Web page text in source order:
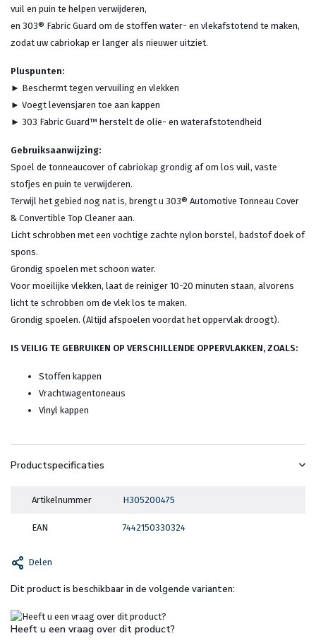
vuil en puin te helpen verwijderen,
en 303® Fabric Guard om de stoffen water- en vlekafstotend te maken,
zodat uw cabriokap er langer als nieuwer uitziet.
Pluspunten:
► Beschermt tegen vervuiling en vlekken
► Voegt levensjaren toe aan kappen
► 303 Fabric Guard™ herstelt de olie- en waterafstotendheid
Gebruiksaanwijzing:
Spoel de tonneaucover of cabriokap grondig af om los vuil, vaste
stofjes en puin te verwijderen.
Terwijl het gebied nog nat is, brengt u 303® Automotive Tonneau Cover
& Convertible Top Cleaner aan.
Licht schrobben met een vochtige zachte nylon borstel, badstof doek of
spons.
Grondig spoelen met schoon water.
Voor moeilijke vlekken, laat de reiniger 10-20 minuten staan, alvorens
licht te schrobben om de vlek los te maken.
Grondig spoelen. (Altijd afspoelen voordat het oppervlak droogt).
IS VEILIG TE GEBRUIKEN OP VERSCHILLENDE OPPERVLAKKEN, ZOALS:
Stoffen kappen
Vrachtwagentoneaus
Vinyl kappen
Productspecificaties
Artikelnummer H305200475
EAN 7442150330324
Delen
Dit product is beschikbaar in de volgende varianten:
Heeft u een vraag over dit product?